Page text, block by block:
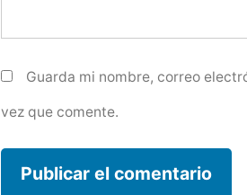
Guarda mi nombre, correo
vez que comente.